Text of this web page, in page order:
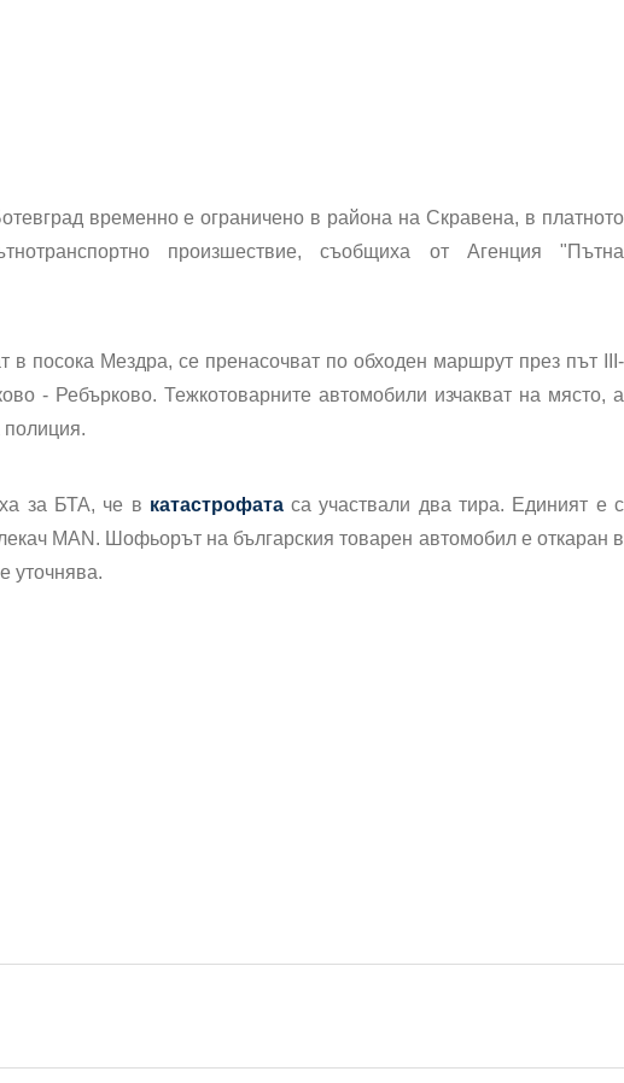
временно е ограничено в района на Скравена, в платното
произшествие, съобщиха от Агенция "Пътна
в посока Мездра, се пренасочват по обходен маршрут през път III-
- Ребърково. Тежкотоварните автомобили изчакват на място, а
полиция.
за БТА, че в катастрофатаса участвали два тира. Единият е с
MAN. Шофьорът на българския товарен автомобил е откаран в
уточнява.